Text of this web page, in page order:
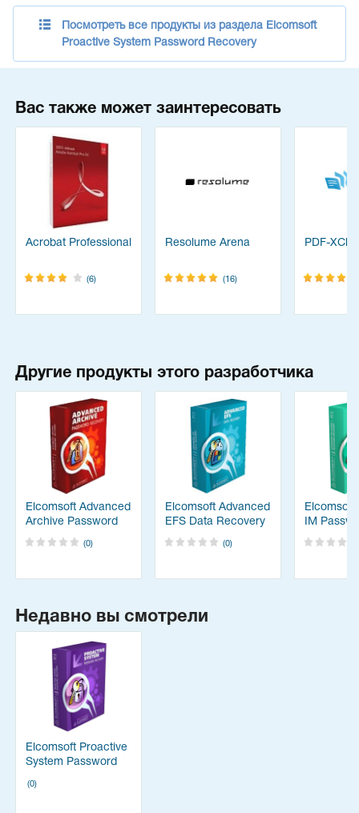
Посмотреть все продукты из раздела Elcomsoft
Proactive System Password Recovery
Вас также может заинтересовать
Acrobat Professional
(6)
Resolume Arena
(16)
PDF-
Другие продукты этого разработчика
Elcomsoft Advanced
Archive Password
Recovery
(0)
Elcomsoft Advanced
EFS Data Recovery
(0)
Elcomsoft
IM
Recovery
Недавно вы смотрели
Elcomsoft Proactive
System Password
(0)